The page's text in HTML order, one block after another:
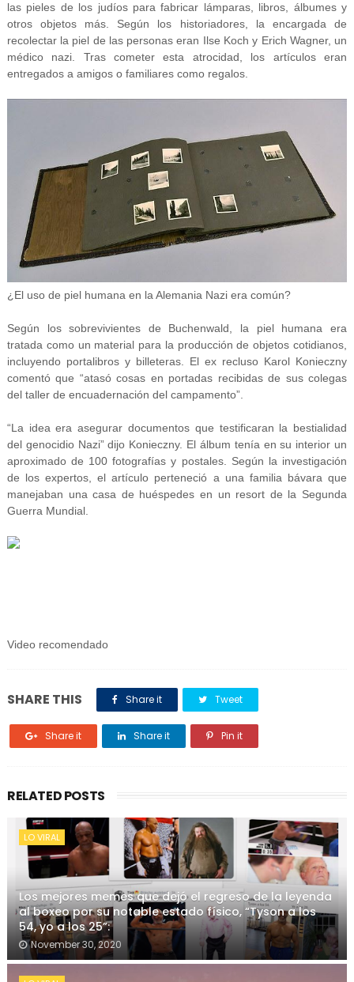
las pieles de los judíos para fabricar lámparas, libros, álbumes y
otros objetos más. Según los historiadores, la encargada de
recolectar la piel de las personas eran Ilse Koch y Erich Wagner, un
médico nazi. Tras cometer esta atrocidad, los artículos eran
entregados a amigos o familiares como regalos.
¿El uso de piel humana en la Alemania Nazi era común?
Según los sobrevivientes de Buchenwald, la piel humana era
tratada como un material para la producción de objetos cotidianos,
incluyendo portalibros y billeteras. El ex recluso Karol Konieczny
comentó que “atasó cosas en portadas recibidas de sus colegas
del taller de encuadernación del campamento”.
“La idea era asegurar documentos que testificaran la bestialidad
del genocidio Nazi” dijo Konieczny. El álbum tenía en su interior un
aproximado de 100 fotografías y postales. Según la investigación
de los expertos, el artículo perteneció a una familia bávara que
manejaban una casa de huéspedes en un resort de la Segunda
Guerra Mundial.
Video recomendado
SHARE THIS Share it Tweet
Share it Share it Pin it
RELATED POSTS
LO VIRAL
Los mejores memes que dejó el regreso de la leyenda
al boxeo por su notable estado físico, “Tyson a los
54, yo a los 25”:
November 30, 2020